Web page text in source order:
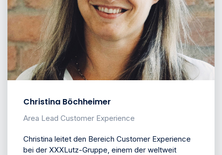
Christina Böchheimer
Area Lead Customer Experience
Christina leitet den Bereich Customer Experience
bei der XXXLutz-Gruppe, einem der weltweit